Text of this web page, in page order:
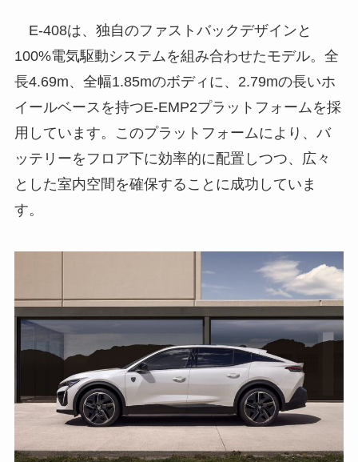
E-408は、独自のファストバックデザインと
100%電気駆動システムを組み合わせたモデル。全
長4.69m、全幅1.85mのボディに、2.79mの長いホ
イールベースを持つE-EMP2プラットフォームを採
用しています。このプラットフォームにより、バ
ッテリーをフロア下に効率的に配置しつつ、広々
とした室内空間を確保することに成功していま
す。